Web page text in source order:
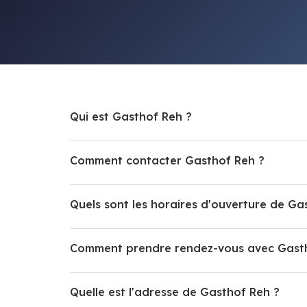
Qui est Gasthof Reh ?
Comment contacter Gasthof Reh ?
Quels sont les horaires d'ouverture de
Comment prendre rendez-vous avec
Quelle est l'adresse de Gasthof Reh ?